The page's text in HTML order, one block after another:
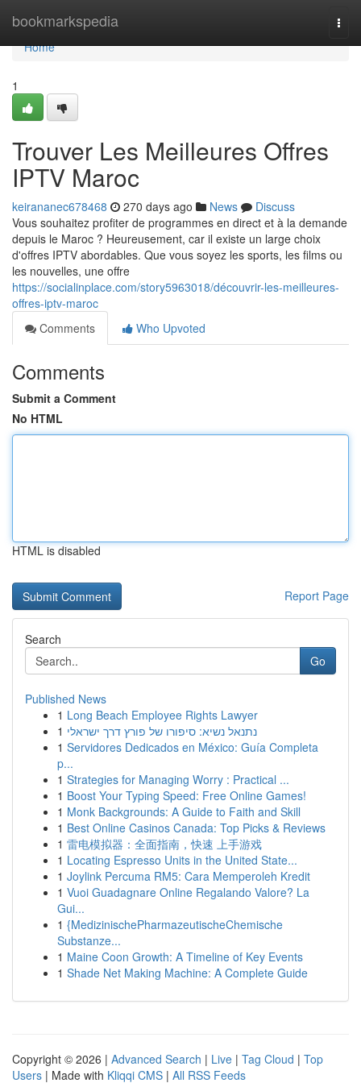
bookmarkspedia
Home
Home
1
Trouver Les Meilleures Offres
IPTV Maroc
keirananec678468 270 days ago News
Discuss
Vous souhaitez profiter de programmes en direct et à la demande
depuis le Maroc ? Heureusement, car il existe un large choix
d'offres IPTV abordables. Que vous soyez les sports, les films ou
les nouvelles, une offre
https://socialinplace.com/story5963018/découvrir-les-meilleures-
offres-iptv-maroc
Comments
Who Upvoted
Comments
Submit a Comment
No HTML
HTML is disabled
Report Page
Search
Go
Published News
1 Long Beach Employee Rights Lawyer
1 נתנאל נשיא: סיפורו של פורץ דרך ישראלי
1 Servidores Dedicados en México: Guía Completa
p...
1 Strategies for Managing Worry : Practical ...
1 Boost Your Typing Speed: Free Online Games!
1 Monk Backgrounds: A Guide to Faith and Skill
1 Best Online Casinos Canada: Top Picks & Reviews
1 雷电模拟器：全面指南，快速 上手游戏
1 Locating Espresso Units in the United State...
1 Joylink Percuma RM5: Cara Memperoleh Kredit
1 Vuoi Guadagnare Online Regalando Valore? La
Gui...
1 {MedizinischePharmazeutischeChemische
Substanze...
1 Maine Coon Growth: A Timeline of Key Events
1 Shade Net Making Machine: A Complete Guide
Copyright © 2026 | Advanced Search | Live | Tag Cloud | Top
Users | Made with Kliqqi CMS | All RSS Feeds